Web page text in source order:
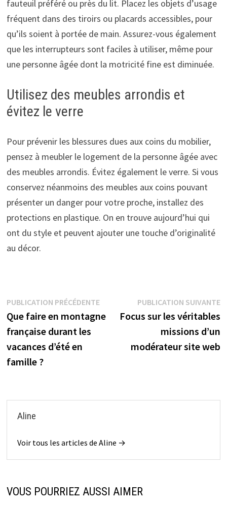
fauteuil préféré ou près du lit. Placez les objets d’usage
fréquent dans des tiroirs ou placards accessibles, pour
qu’ils soient à portée de main. Assurez-vous également
que les interrupteurs sont faciles à utiliser, même pour
une personne âgée dont la motricité fine est diminuée.
Utilisez des meubles arrondis et
évitez le verre
Pour prévenir les blessures dues aux coins du mobilier,
pensez à meubler le logement de la personne âgée avec
des meubles arrondis. Évitez également le verre. Si vous
conservez néanmoins des meubles aux coins pouvant
présenter un danger pour votre proche, installez des
protections en plastique. On en trouve aujourd’hui qui
ont du style et peuvent ajouter une touche d’originalité
au décor.
Navigation
de
l’article
PUBLICATION PRÉCÉDENTEPublication
précédente :
Que faire en montagne
française durant les
vacances d’été en
famille ?
PUBLICATION SUIVANTE
Focus sur les véritables
missions d’un
modérateur site web
Aline
Voir tous les articles de Aline →
VOUS POURRIEZ AUSSI AIMER